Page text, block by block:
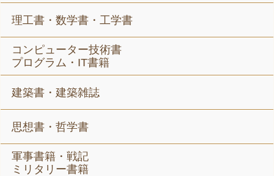
理工書・数学書・工学書
コンピューター技術書
プログラム・IT書籍
建築書・建築雑誌
思想書・哲学書
軍事書籍・戦記
ミリタリー書籍